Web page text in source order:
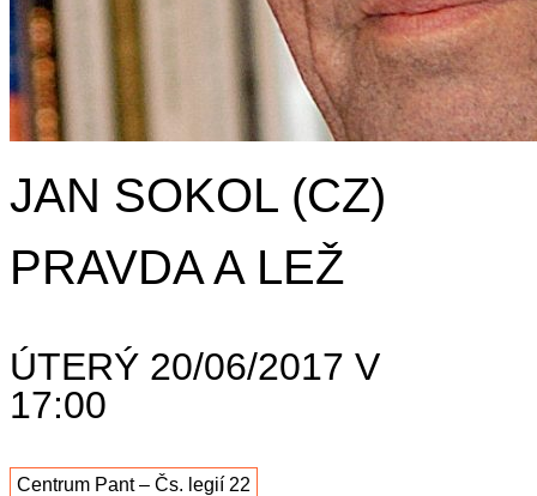
JAN SOKOL (CZ)
PRAVDA A LEŽ
ÚTERÝ 20/06/2017 V
17:00
Centrum Pant – Čs. legií 22